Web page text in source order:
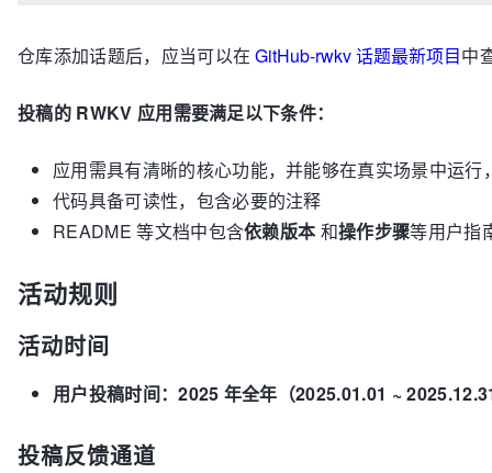
仓库添加话题后，应当可以在GitHub-rwkv 话题最新项目中
投稿的 RWKV 应用需要满足以下条件：
应用需具有清晰的核心功能，并能够在真实场景中运行
代码具备可读性，包含必要的注释
README 等文档中包含依赖版本 和操作步骤等用户指
活动规则
活动时间
用户投稿时间：2025 年全年（2025.01.01 ~
投稿反馈通道